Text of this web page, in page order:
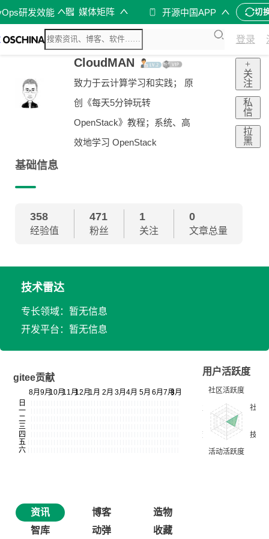
研发效能 媒体矩阵 开源中国APP 切
登录
CloudMAN
致力于云计算学习和实践； 原
创《每天5分钟玩转
OpenStack》教程；系统、高
效地学习 OpenStack
+
关
注
私
信
拉
黑
基础信息
358
经验值
471
粉丝
1
关注
0
文章总量
技术雷达
专长领域：暂无信息
开发平台：暂无信息
gitee贡献
用户活跃度
资讯 博客
造物
智库
动弹 收藏